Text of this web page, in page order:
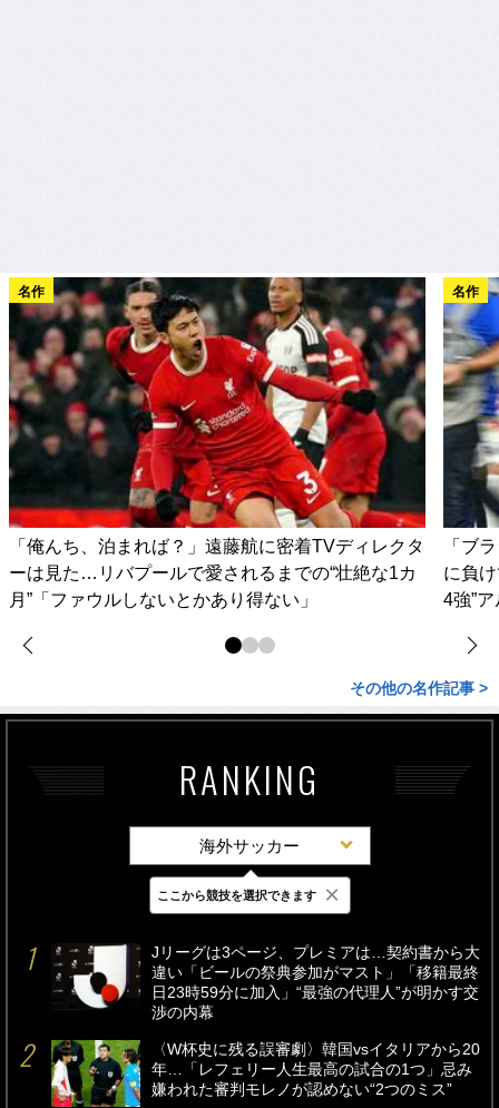
名作
「俺んち、泊まれば？」遠藤航に密着TVディレクタ
ーは見た…リバプールで愛されるまでの“壮絶な1カ
月”「ファウルしないとかあり得ない」
名作
「ブ
に負
4強”
その他の名作記事 >
RANKING
海外サッカー
最新 24時間 週間
Jリーグは3ページ、プレミアは…契約書から大
違い「ビールの祭典参加がマスト」「移籍最終
日23時59分に加入」“最強の代理人”が明かす交
渉の内幕
〈W杯史に残る誤審劇〉韓国vsイタリアから20
年…「レフェリー人生最高の試合の1つ」忌み
嫌われた審判モレノが認めない“2つのミス”
ここから競技を選択できます ×